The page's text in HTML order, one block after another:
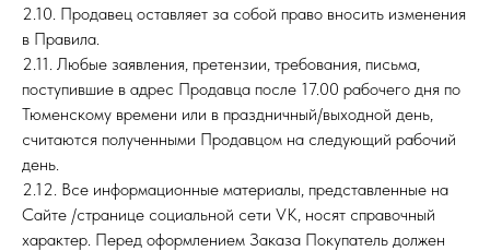
2.10. Продавец оставляет за собой право вносить изменения
в Правила.
2.11. Любые заявления, претензии, требования, письма,
поступившие в адрес Продавца после 17.00 рабочего дня по
Тюменскому времени или в праздничный/выходной день,
считаются полученными Продавцом на следующий рабочий
день.
2.12. Все информационные материалы, представленные на
Сайте /странице социальной сети VK, носят справочный
характер. Перед оформлением Заказа Покупатель должен